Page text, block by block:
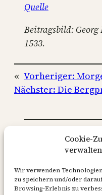
Cookie-
verwalten
Wir verwenden
zu speichern und/oder
Browsing-Erlebnis zu
Quelle
Beitragsbild:
1533.
« Vorheriger:
Nächster: Die
Beitrag
vonDer